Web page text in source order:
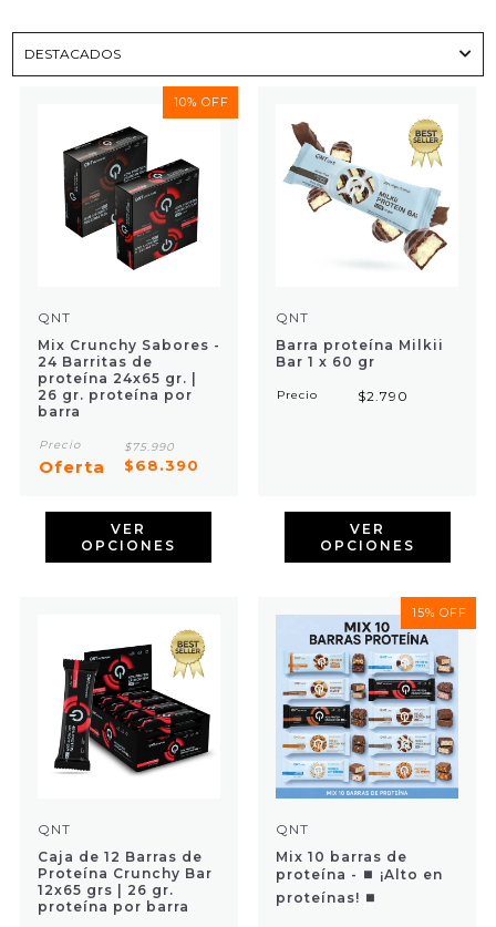
Proteínas y Barritas
Proteínas y deporte
RESISTENCIA
SNACKS
Snacks y superfoods
snacks-proteína
WELLNESS
10% OFF
QNT
Mix Crunchy Sabores -
24 Barritas de
proteína 24x65 gr. |
26 gr. proteína por
barra
Precio $75.990
Oferta $68.390
VER
OPCIONES
QNT
Barra proteína Milkii
Bar 1 x 60 gr
Precio $2.790
VER
OPCIONES
QNT
Caja de 12 Barras de
Proteína Crunchy Bar
12x65 grs | 26 gr.
proteína por barra
15% OFF
QNT
Mix 10 barras de
proteína - ⏹ ¡Alto en
proteínas! ⏹